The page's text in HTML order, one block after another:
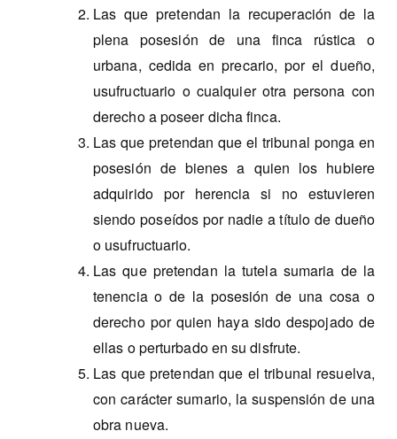
Las que pretendan la recuperación de la
plena posesión de una finca rústica o
urbana, cedida en precario, por el dueño,
usufructuario o cualquier otra persona con
derecho a poseer dicha finca.
Las que pretendan que el tribunal ponga en
posesión de bienes a quien los hubiere
adquirido por herencia si no estuvieren
siendo poseídos por nadie a título de dueño
o usufructuario.
Las que pretendan la tutela sumaria de la
tenencia o de la posesión de una cosa o
derecho por quien haya sido despojado de
ellas o perturbado en su disfrute.
Las que pretendan que el tribunal resuelva,
con carácter sumario, la suspensión de una
obra nueva.